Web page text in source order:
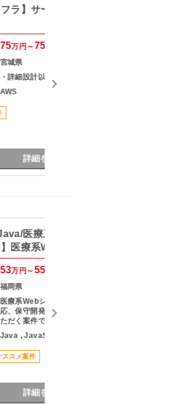
フラ】サーバ設計構築業
75万円～75
宮城県
・詳細設計以降をご担当頂きます。
AWS
詳細を見る
医療系システムの開
医療系Webシステム保
支援
53万円～55
福岡県
医療系Webシステムの仕様変更対
応、保守開発、障害対応をご担当い
ただく案件です。 利用部門と直接コ
ミュニケーションを取りながら、調
査・原因分析・改修対応を実施して
いただきます。 設計から保守運用ま
で幅広い経験を活かせるため、Web
Java , JavaScript , SQL
ススメ案件
詳細を見る